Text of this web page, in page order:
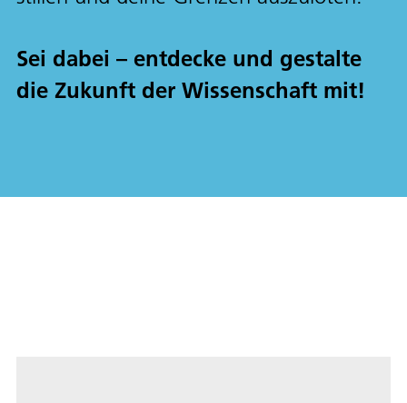
Sei dabei – entdecke und gestalte
die Zukunft der Wissenschaft mit!